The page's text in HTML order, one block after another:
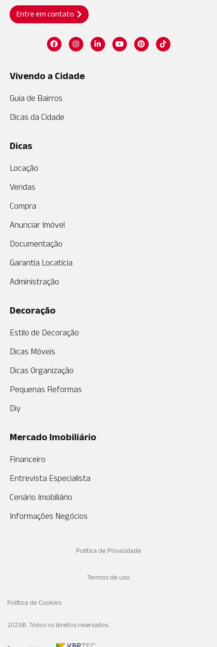
Entre em contato
Vivendo a Cidade
Guia de Bairros
Dicas da Cidade
Dicas
Locação
Vendas
Compra
Anunciar Imóvel
Documentação
Garantia Locatícia
Administração
Decoração
Estilo de Decoração
Dicas Móveis
Dicas Organização
Pequenas Reformas
Diy
Mercado Imobiliário
Financeiro
Entrevista Especialista
Cenário Imobiliário
Informações Negócios
Política de Privacidade
Termos de uso
Política de Cookies
2023©. Todos os direitos reservados.